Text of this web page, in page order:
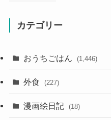
カテゴリー
おうちごはん (1,446)
外食 (227)
漫画絵日記 (18)